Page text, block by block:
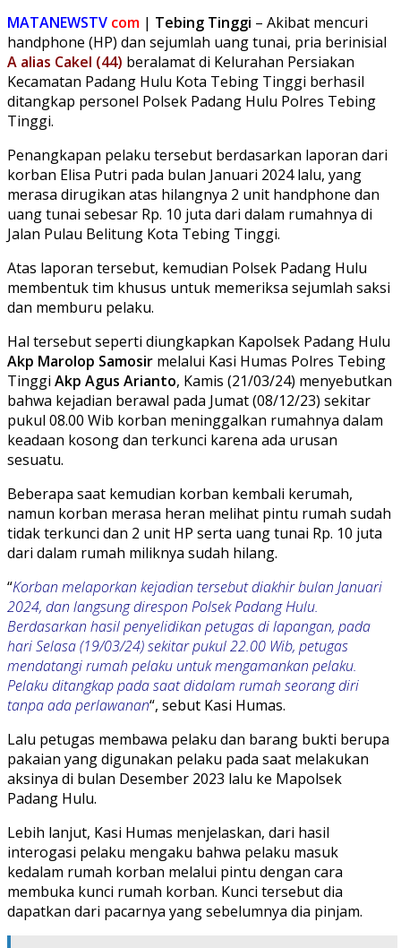
MATANEWSTV com | Tebing Tinggi – Akibat mencuri
handphone (HP) dan sejumlah uang tunai, pria berinisial
A alias Cakel (44) beralamat di Kelurahan Persiakan
Kecamatan Padang Hulu Kota Tebing Tinggi berhasil
ditangkap personel Polsek Padang Hulu Polres Tebing
Tinggi.
Penangkapan pelaku tersebut berdasarkan laporan dari
korban Elisa Putri pada bulan Januari 2024 lalu, yang
merasa dirugikan atas hilangnya 2 unit handphone dan
uang tunai sebesar Rp. 10 juta dari dalam rumahnya di
Jalan Pulau Belitung Kota Tebing Tinggi.
Atas laporan tersebut, kemudian Polsek Padang Hulu
membentuk tim khusus untuk memeriksa sejumlah saksi
dan memburu pelaku.
Hal tersebut seperti diungkapkan Kapolsek Padang Hulu
Akp Marolop Samosir melalui Kasi Humas Polres Tebing
Tinggi Akp Agus Arianto, Kamis (21/03/24) menyebutkan
bahwa kejadian berawal pada Jumat (08/12/23) sekitar
pukul 08.00 Wib korban meninggalkan rumahnya dalam
keadaan kosong dan terkunci karena ada urusan
sesuatu.
Beberapa saat kemudian korban kembali kerumah,
namun korban merasa heran melihat pintu rumah sudah
tidak terkunci dan 2 unit HP serta uang tunai Rp. 10 juta
dari dalam rumah miliknya sudah hilang.
“Korban melaporkan kejadian tersebut diakhir bulan Januari
2024, dan langsung direspon Polsek Padang Hulu.
Berdasarkan hasil penyelidikan petugas di lapangan, pada
hari Selasa (19/03/24) sekitar pukul 22.00 Wib, petugas
mendatangi rumah pelaku untuk mengamankan pelaku.
Pelaku ditangkap pada saat didalam rumah seorang diri
tanpa ada perlawanan“, sebut Kasi Humas.
Lalu petugas membawa pelaku dan barang bukti berupa
pakaian yang digunakan pelaku pada saat melakukan
aksinya di bulan Desember 2023 lalu ke Mapolsek
Padang Hulu.
Lebih lanjut, Kasi Humas menjelaskan, dari hasil
interogasi pelaku mengaku bahwa pelaku masuk
kedalam rumah korban melalui pintu dengan cara
membuka kunci rumah korban. Kunci tersebut dia
dapatkan dari pacarnya yang sebelumnya dia pinjam.